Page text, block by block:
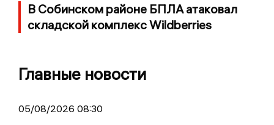
В Собинском районе БПЛА атаковал
складской комплекс Wildberries
Главные новости
05/08/2026 08:30